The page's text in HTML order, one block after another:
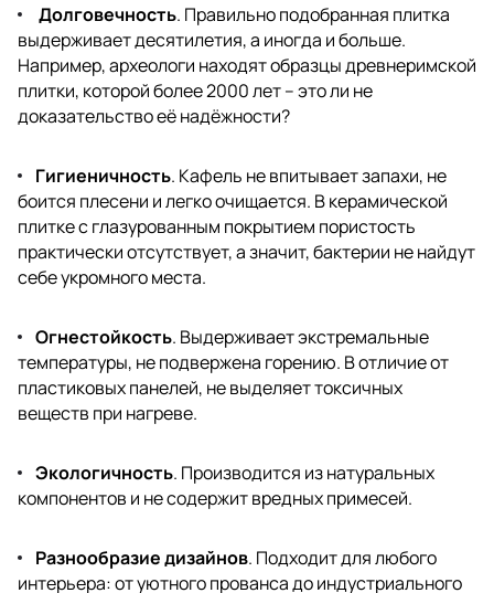
Долговечность. Правильно подобранная плитка
выдерживает десятилетия, а иногда и больше.
Например, археологи находят образцы древнеримской
плитки, которой более 2000 лет – это ли не
доказательство её надёжности?
Гигиеничность. Кафель не впитывает запахи, не
боится плесени и легко очищается. В керамической
плитке с глазурованным покрытием пористость
практически отсутствует, а значит, бактерии не найдут
себе укромного места.
Огнестойкость. Выдерживает экстремальные
температуры, не подвержена горению. В отличие от
пластиковых панелей, не выделяет токсичных
веществ при нагреве.
Экологичность. Производится из натуральных
компонентов и не содержит вредных примесей.
Разнообразие дизайнов. Подходит для любого
интерьера: от уютного прованса до индустриального